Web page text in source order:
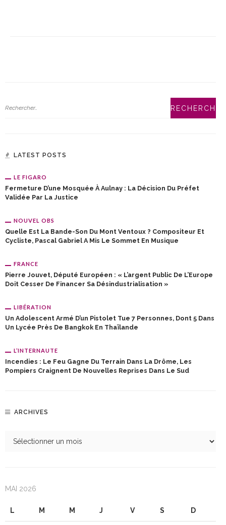
LATEST POSTS
LE FIGARO
Fermeture D’une Mosquée À Aulnay : La Décision Du Préfet
Validée Par La Justice
NOUVEL OBS
Quelle Est La Bande-Son Du Mont Ventoux ? Compositeur Et
Cycliste, Pascal Gabriel A Mis Le Sommet En Musique
FRANCE
Pierre Jouvet, Député Européen : « L’argent Public De L’Europe
Doit Cesser De Financer Sa Désindustrialisation »
LIBÉRATION
Un Adolescent Armé D’un Pistolet Tue 7 Personnes, Dont 5 Dans
Un Lycée Près De Bangkok En Thaïlande
L’INTERNAUTE
Incendies : Le Feu Gagne Du Terrain Dans La Drôme, Les
Pompiers Craignent De Nouvelles Reprises Dans Le Sud
ARCHIVES
MAI 2026
L M M J V S D